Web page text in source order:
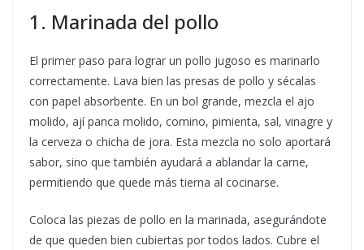
1. Marinada del pollo
El primer paso para lograr un pollo jugoso es marinarlo
correctamente. Lava bien las presas de pollo y sécalas
con papel absorbente. En un bol grande, mezcla el ajo
molido, ají panca molido, comino, pimienta, sal, vinagre y
la cerveza o chicha de jora. Esta mezcla no solo aportará
sabor, sino que también ayudará a ablandar la carne,
permitiendo que quede más tierna al cocinarse.
Coloca las piezas de pollo en la marinada, asegurándote
de que queden bien cubiertas por todos lados. Cubre el